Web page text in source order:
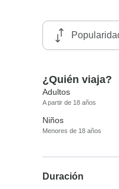
¿Quién viaja?
Adultos
A partir de 18 años
Niños
Menores de 18 años
Duración